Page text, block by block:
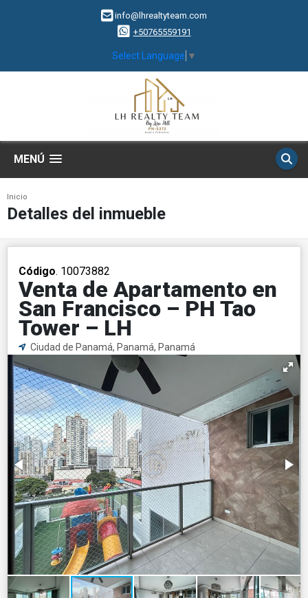
info@lhrealtyteam.com
+50765559191
Select Language ▼
MENÚ
Inicio
Detalles del inmueble
Código. 10073882
Venta de Apartamento en
San Francisco – PH Tao
Tower – LH
Ciudad de Panamá, Panamá, Panamá